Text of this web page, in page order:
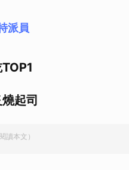
派員
起司
讀本文）